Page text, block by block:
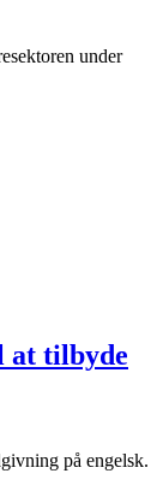
under
at tilbyde
på engelsk.